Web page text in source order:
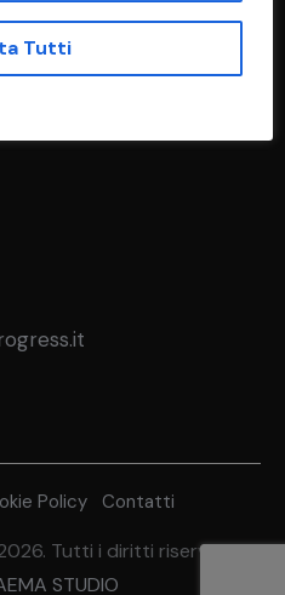
Policy Contatti
Tutti i diritti riservati
STUDIO
Tutti